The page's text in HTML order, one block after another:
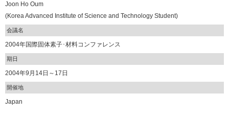
Joon Ho Oum
(Korea Advanced Institute of Science and Technology Student)
会議名
2004年国際固体素子･材料コンファレンス
期日
2004年9月14日～17日
開催地
Japan